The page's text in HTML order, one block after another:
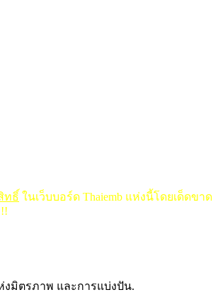
ทธิ์ ในเว็บบอร์ด Thaiemb แห่งนี้โดยเด็ดขาด
งมิตรภาพ และการแบ่งปัน.